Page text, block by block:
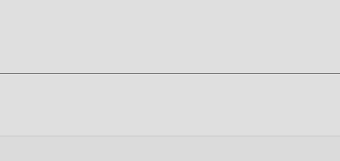
necesita gastar la mayor parte de su energía y repetir la
ayudarlo fácilmente a omitir este proceso, lo que lo ayuda